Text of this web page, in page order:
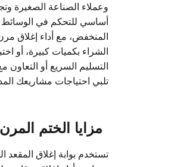
وعملاء الصناعة الصغيرة
أساسي للتحكم في الوسائط
المنخفض، مع أداء إغلاق
الشراء بكميات كبيرة، أو
التسليم السريع أو
تلبي احتياجات مشاريعك
مزايا الختم